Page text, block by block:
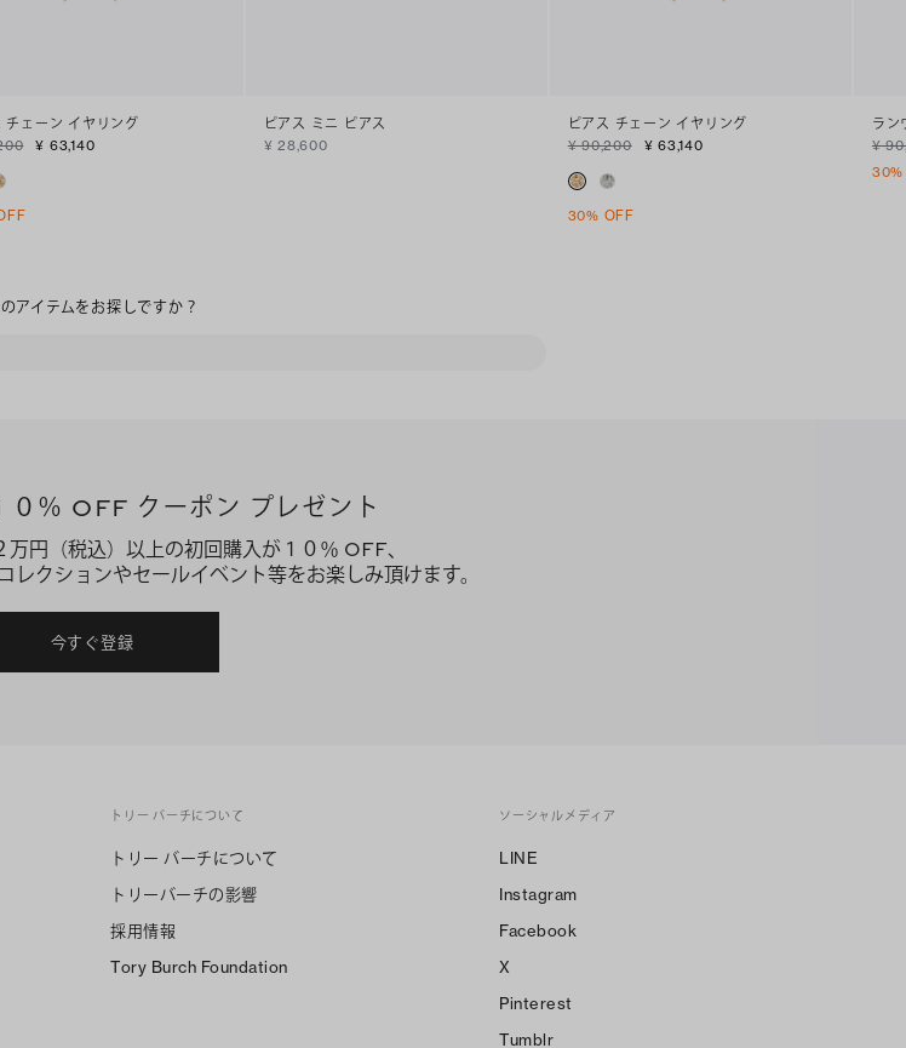
チェーン イヤリング
¥ 63,140
ピアス ミニ ピアス
¥ 28,600
ピアス チェーン イヤリング
¥ 90,200
¥ 63,140
30% OFF
ラン
¥
アイテムをお探しですか？
０％ OFF クーポン プレゼント
円（税込）以上の初回購入が１０％ OFF、
クションやセールイベント等をお楽しみ頂けます。
今すぐ登録
トリー バーチについて
トリー バーチについて
トリーバーチの影響
採用情報
Tory Burch Foundation
ソーシャルメディア
LINE
Instagram
Facebook
X
Pinterest
Tumblr